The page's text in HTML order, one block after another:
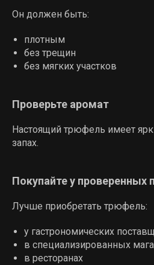
Он должен быть:
плотным
без трещин
без мягких участков
Проверьте аромат
Настоящий трюфель имеет
запах.
Покупайте у проверенных
Лучше приобретать трюфель:
у гастрономических
в специализированных
в ресторанах